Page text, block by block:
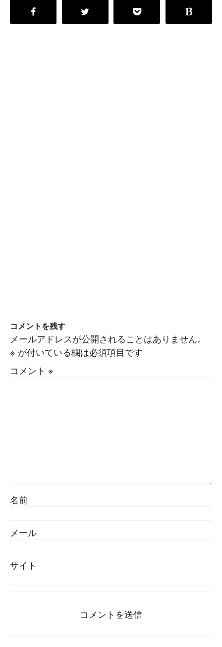
コメントを残す
メールアドレスが公開されることはありません。
※ が付いている欄は必須項目です
コメント ※
名前
メール
サイト